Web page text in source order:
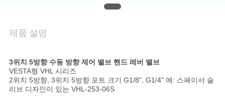
주
세
요
제품 설명
3위치 5방향 수동 방향 제어 밸브 핸드 레버 밸브
VESTA형 VHL 시리즈
2위치 5방향, 3위치 5방향 포트 크기 G1/8", G1/4" 예: 스페이서 슬
리브 디자인이 있는 VHL-253-06S